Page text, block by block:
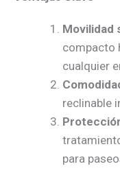
Movilidad
compacto
cualquier
reclinable
para